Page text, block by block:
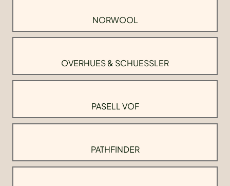
NORWOOL
OVERHUES & SCHUESSLER
PASELL VOF
PATHFINDER